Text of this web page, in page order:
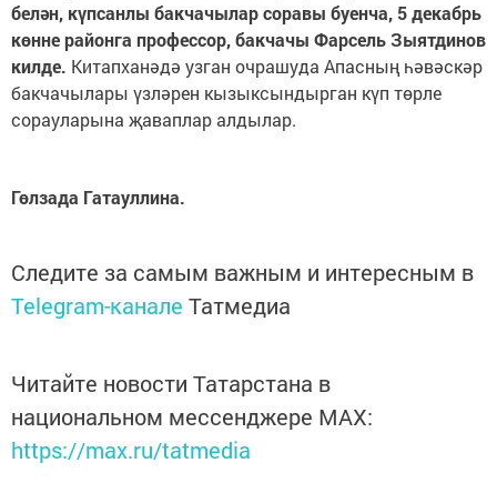
белән, күпсанлы бакчачылар соравы буенча, 5 декабрь
көнне районга профессор, бакчачы Фарсель Зыятдинов
килде. Китапханәдә узган очрашуда Апасның һәвәскәр
бакчачылары үзләрен кызыксындырган күп төрле
сорауларына җаваплар алдылар.
Гөлзада Гатауллина.
Следите за самым важным и интересным в
Telegram-канале Татмедиа
Читайте новости Татарстана в
национальном мессенджере MАХ:
https://max.ru/tatmedia